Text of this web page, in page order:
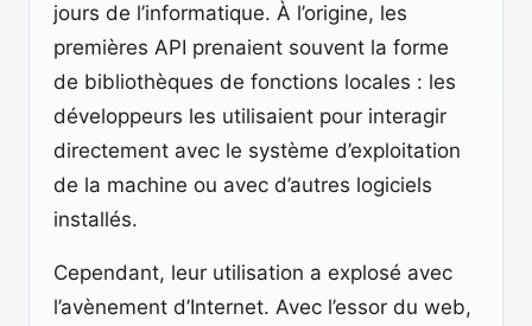
jours de l’informatique. À l’origine, les
premières API prenaient souvent la forme
de bibliothèques de fonctions locales : les
développeurs les utilisaient pour interagir
directement avec le système d’exploitation
de la machine ou avec d’autres logiciels
installés.
Cependant, leur utilisation a explosé avec
l’avènement d’Internet. Avec l’essor du web,